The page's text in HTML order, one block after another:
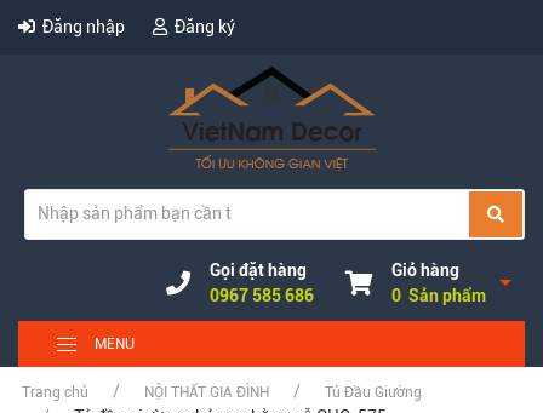
Đăng nhập Đăng ký
Giỏ hàng
0 Sản phẩm
Gọi đặt hàng
0967 585 686
MENU
Trang chủ NỘI THẤT GIA ĐÌNH Tủ Đầu Giường